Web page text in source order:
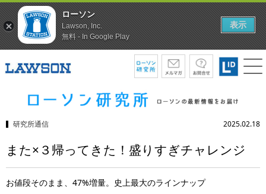
研究所通信 2025.02.18
また×３帰ってきた！盛りすぎチャレンジ
お値段そのまま、47%増量。史上最大のラインナップ
ローソン
Lawson, Inc.
無料 - In Google Play
表示